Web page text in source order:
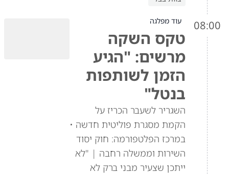
08:00 עוד מפלגה
טקס השקה
מרשים: "הגיע
הזמן לשותפות
בנטל"
השגריר לשעבר הכריז על
הקמת מסגרת פוליטית חדשה •
במרכז הפלטפורמה: חוק יסוד
השירות וממשלה רחבה | "לא
ייתכן שצעיר מבני ברק לא